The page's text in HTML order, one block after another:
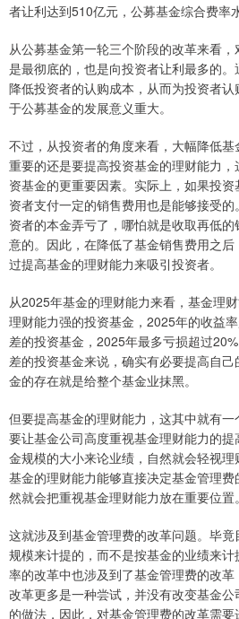
者让利达到510亿元，公募基金综合费率
从公募基金第一轮三个阶段的改革来看
是最彻底的，也是向投资者让利最多的。
降低投资者的认购成本，从而为投资者
于公募基金的发展意义重大。
不过，从投资者的角度来看，大幅降低
重要的还是要提高投资基金的理财能力
资基金的更重要因素。实际上，如果投
资者支付一定的销售费用也是能够接受
资者的本金弄亏了，哪怕就是收取再低
意的。因此，在降低了基金销售费用之
过提高基金的理财能力来吸引投资者。
从2025年基金的理财能力来看，基金理
理财能力强的投资基金，2025年的收益
差的投资基金，2025年最多亏损超过
差的投资基金来说，确实有必要提高自
金的存在就是给整个基金业抹黑。
但要提高基金的理财能力，这其中就有
要让基金公司高度重视基金理财能力的
金规模的大小来论业绩，自然就会轻视
基金的理财能力能够直接决定基金管理
然就会把重视基金理财能力放在重要位置。
这就涉及到基金管理费的改革问题。毕
规模来计提的，而不是按基金的业绩来
率的改革中也涉及到了基金管理费的改
改革更多是一种尝试，并没有改变基金
的做法，因此，对基金管理费的改革需